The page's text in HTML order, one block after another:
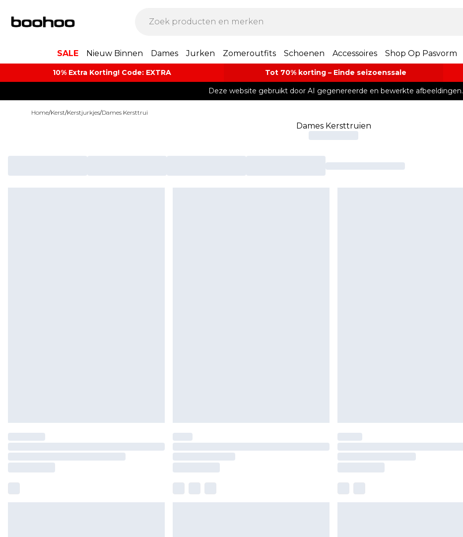
SALE Nieuw Binnen Dames Jurken Zomeroutfits Schoenen Accessoires Shop Op Pasvorm
10% Extra Korting! Code: EXTRA​ Tot 70% korting – Einde seizoenssale
Deze website gebruikt door AI gegenereerde en bewerkte afbeeldingen.
Home/Kerst/Kerstjurkjes/Dames Kersttrui
Dames Kersttruien